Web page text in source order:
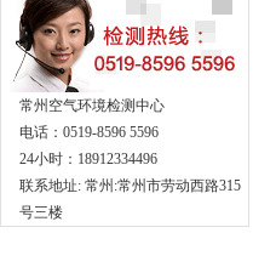
常州空气环境检测中心
电话：0519-8596 5596
24小时：18912334496
联系地址: 常州:常州市劳动西路315
号三楼